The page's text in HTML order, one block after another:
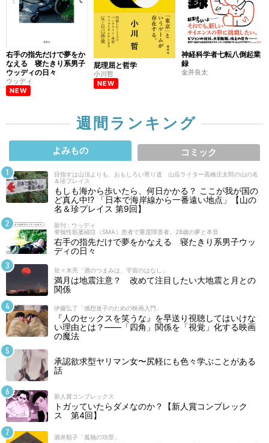
右手の指先だけで夢をか
なえる 寝たきり系男子
ウッディの日々
ウッディ
NEW
屁理屈と哲学
小川哲
NEW
神経科学者七転八倒起業
録
金井良太
週間ランキング
よみもの コミック
目指すは山頂よりも、おもしろい寄り道 山岳ライター高橋庄太郎の山の名
＆珍プレイス
もしも海から歩いたら、何日かかる？ ここが我が国の
ど真ん中!? 「日本で海岸線から一番遠い地点」【山の
名＆珍プレイス 第9回】
新刊 : ウッディ
脊髄性筋萎縮症（SMA）患者で重度障害者。28歳の夢と本音
右手の指先だけで夢をかなえる 寝たきり系男子ウッ
ディの日々
佐々木亮「酒のつまみは、宇宙のはなし」
満月は地震注意？ 改めて注目したい大地震と月との
関係
伊藤弘了「感想迷子のための映画入門」
『人のセックスを笑うな』を早送り視聴してはいけな
い理由とは？――「四角」関係を「視覚」化する映画
の魔法
承認欲求型ヤリマン女〜尻軽にも色々学ぶことがある
話
新人賞コンプレックス
トガッていたらダメなのか？【新人賞コンプレック
ス 第4回】
酒井順子「孤独の功罪」